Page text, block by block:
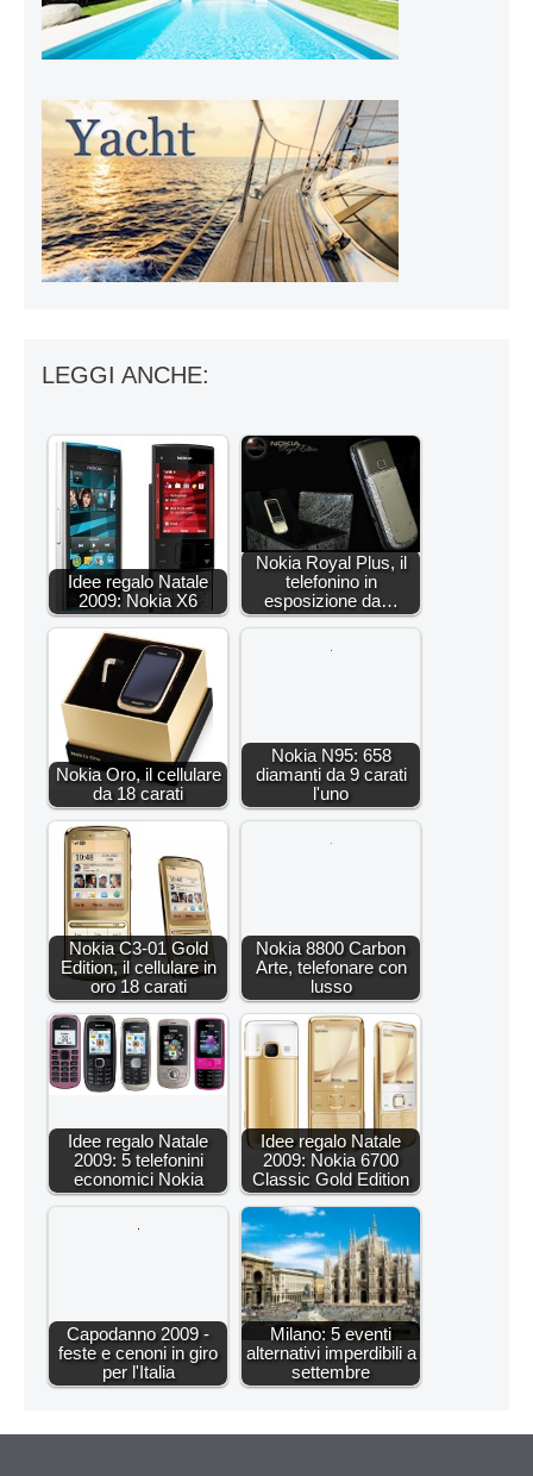
LEGGI ANCHE:
Idee regalo Natale
2009: Nokia X6
Nokia Royal Plus, il
telefonino in
esposizione da…
Nokia Oro, il cellulare
da 18 carati
Nokia N95: 658
diamanti da 9 carati
l'uno
Nokia C3-01 Gold
Edition, il cellulare in
oro 18 carati
Nokia 8800 Carbon
Arte, telefonare con
lusso
Idee regalo Natale
2009: 5 telefonini
economici Nokia
Idee regalo Natale
2009: Nokia 6700
Classic Gold Edition
Capodanno 2009 -
feste e cenoni in giro
per l'Italia
Milano: 5 eventi
alternativi imperdibili a
settembre